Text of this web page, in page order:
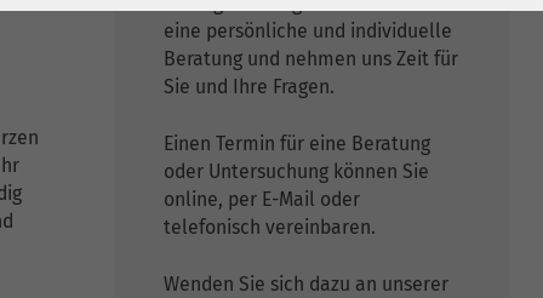
eine persönliche und individuelle
Beratung und nehmen uns Zeit für
Sie und Ihre Fragen.
Einen Termin für eine Beratung
oder Untersuchung können Sie
online, per E-Mail oder
telefonisch vereinbaren.
Wenden Sie sich dazu an unserer